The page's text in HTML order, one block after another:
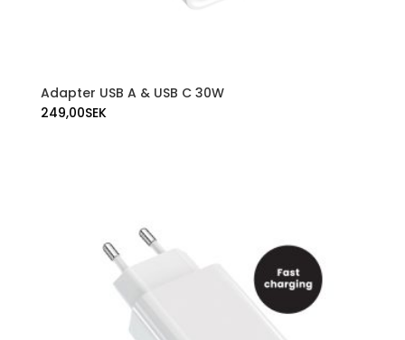
Adapter USB A & USB C 30W
249,00SEK